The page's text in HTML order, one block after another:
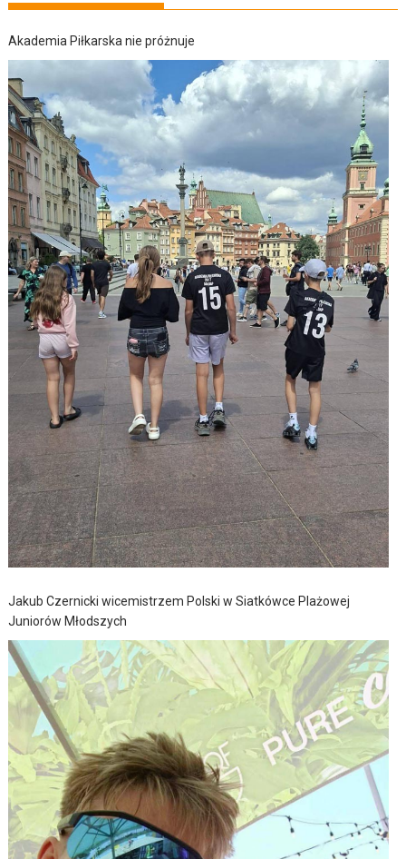
Akademia Piłkarska nie próżnuje
Jakub Czernicki wicemistrzem Polski w Siatkówce Plażowej
Juniorów Młodszych